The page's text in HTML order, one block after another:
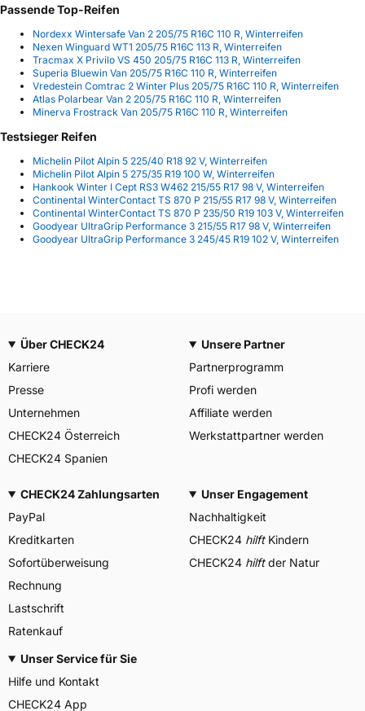
Passende Top-Reifen
Nordexx Wintersafe Van 2 205/75 R16C 110 R, Winterreifen
Nexen Winguard WT1 205/75 R16C 113 R, Winterreifen
Tracmax X Privilo VS 450 205/75 R16C 113 R, Winterreifen
Superia Bluewin Van 205/75 R16C 110 R, Winterreifen
Vredestein Comtrac 2 Winter Plus 205/75 R16C 110 R, Winterreifen
Atlas Polarbear Van 2 205/75 R16C 110 R, Winterreifen
Minerva Frostrack Van 205/75 R16C 110 R, Winterreifen
Testsieger Reifen
Michelin Pilot Alpin 5 225/40 R18 92 V, Winterreifen
Michelin Pilot Alpin 5 275/35 R19 100 W, Winterreifen
Hankook Winter I Cept RS3 W462 215/55 R17 98 V, Winterreifen
Continental WinterContact TS 870 P 215/55 R17 98 V, Winterreifen
Continental WinterContact TS 870 P 235/50 R19 103 V, Winterreifen
Goodyear UltraGrip Performance 3 215/55 R17 98 V, Winterreifen
Goodyear UltraGrip Performance 3 245/45 R19 102 V, Winterreifen
Über CHECK24
Karriere
Presse
Unternehmen
CHECK24 Österreich
CHECK24 Spanien
Unsere Partner
Partnerprogramm
Profi werden
Affiliate werden
Werkstattpartner werden
CHECK24 Zahlungsarten
PayPal
Kreditkarten
Sofortüberweisung
Rechnung
Lastschrift
Ratenkauf
Unser Engagement
Nachhaltigkeit
CHECK24 hilftKindern
CHECK24 hilftder Natur
Unser Service für Sie
Hilfe und Kontakt
CHECK24 App